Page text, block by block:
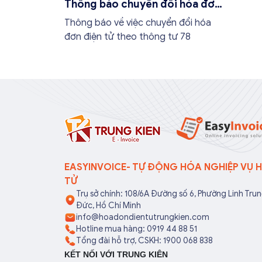
Thông báo chuyển đổi hóa đơn
điện tử theo thông tư 78
Thông báo về việc chuyển đổi hóa
đơn điện tử theo thông tư 78
EASYINVOICE- TỰ ĐỘNG HÓA NGHIỆP VỤ
TỬ
Trụ sở chính: 108/6A Đường số 6, Phường Linh
Đức, Hồ Chí Minh
info@hoadondientutrungkien.com
Hotline mua hàng: 0919 44 88 51
Tổng đài hỗ trợ, CSKH: 1900 068 838
KẾT NỐI VỚI TRUNG KIÊN